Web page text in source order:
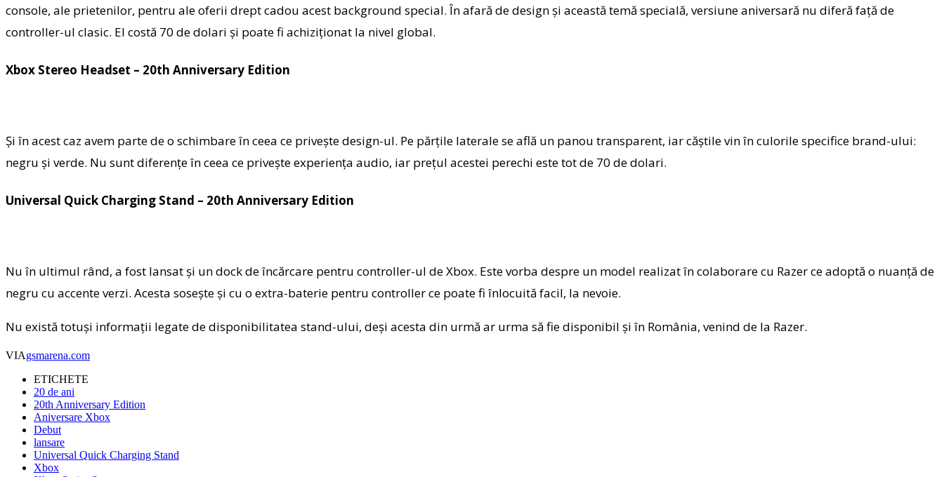
console, ale prietenilor, pentru ale oferii drept cadou acest background special. În afară de design și această temă specială, versiune aniversară nu diferă față de
controller-ul clasic. El costă 70 de dolari și poate fi achiziționat la nivel global.
Xbox Stereo Headset – 20th Anniversary Edition
Și în acest caz avem parte de o schimbare în ceea ce privește design-ul. Pe părțile laterale se află un panou transparent, iar căștile vin în culorile specifice brand-ului:
negru și verde. Nu sunt diferențe în ceea ce privește experiența audio, iar prețul acestei perechi este tot de 70 de dolari.
Universal Quick Charging Stand – 20th Anniversary Edition
Nu în ultimul rând, a fost lansat și un dock de încărcare pentru controller-ul de Xbox. Este vorba despre un model realizat în colaborare cu Razer ce adoptă o nuanță de
negru cu accente verzi. Acesta sosește și cu o extra-baterie pentru controller ce poate fi înlocuită facil, la nevoie.
Nu există totuși informații legate de disponibilitatea stand-ului, deși acesta din urmă ar urma să fie disponibil și în România, venind de la Razer.
VIAgsmarena.com
ETICHETE
20 de ani
20th Anniversary Edition
Aniversare Xbox
Debut
lansare
Universal Quick Charging Stand
Xbox